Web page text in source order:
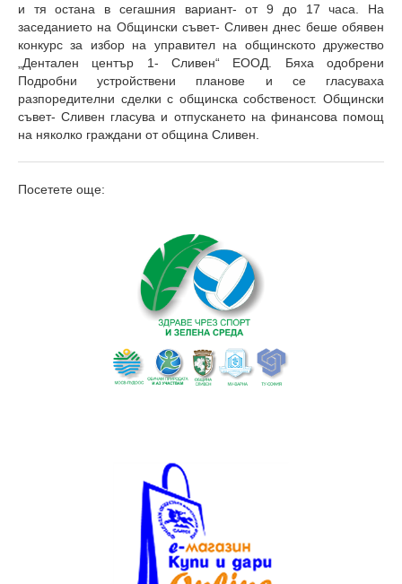
и тя остана в сегашния вариант- от 9 до 17 часа. На
заседанието на Общински съвет- Сливен днес беше обявен
конкурс за избор на управител на общинското дружество
„Дентален център 1- Сливен“ ЕООД. Бяха одобрени
Подробни устройствени планове и се гласуваха
разпоредителни сделки с общинска собственост. Общински
съвет- Сливен гласува и отпускането на финансова помощ
на няколко граждани от община Сливен.
Посетете още: